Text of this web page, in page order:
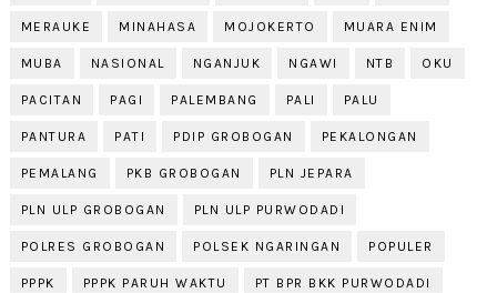
MERAUKE MINAHASA MOJOKERTO MUARA ENIM
MUBA NASIONAL NGANJUK NGAWI NTB OKU
PACITAN PAGI PALEMBANG PALI PALU
PANTURA PATI PDIP GROBOGAN PEKALONGAN
PEMALANG PKB GROBOGAN PLN JEPARA
PLN ULP GROBOGAN PLN ULP PURWODADI
POLRES GROBOGAN POLSEK NGARINGAN POPULER
PPPK PPPK PARUH WAKTU PT BPR BKK PURWODADI